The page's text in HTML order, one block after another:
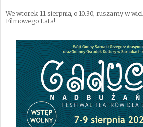
We wtorek 11 sierpnia, o 10.30, ruszamy w
Filmowego Lata!